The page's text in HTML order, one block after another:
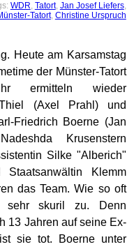
WDR, Tatort, Jan Josef Liefers,
Tatort, Christine Urspruch
Heute am Karsamstag
der Münster-Tatort
ermitteln wieder
Thiel (Axel Prahl) und
Friedrich Boerne (Jan
Krusenstern
Silke "Alberich"
Klemm
das Team. Wie so oft
sehr skuril zu. Denn
13 Jahren auf seine Ex-
sie tot. Boerne unter